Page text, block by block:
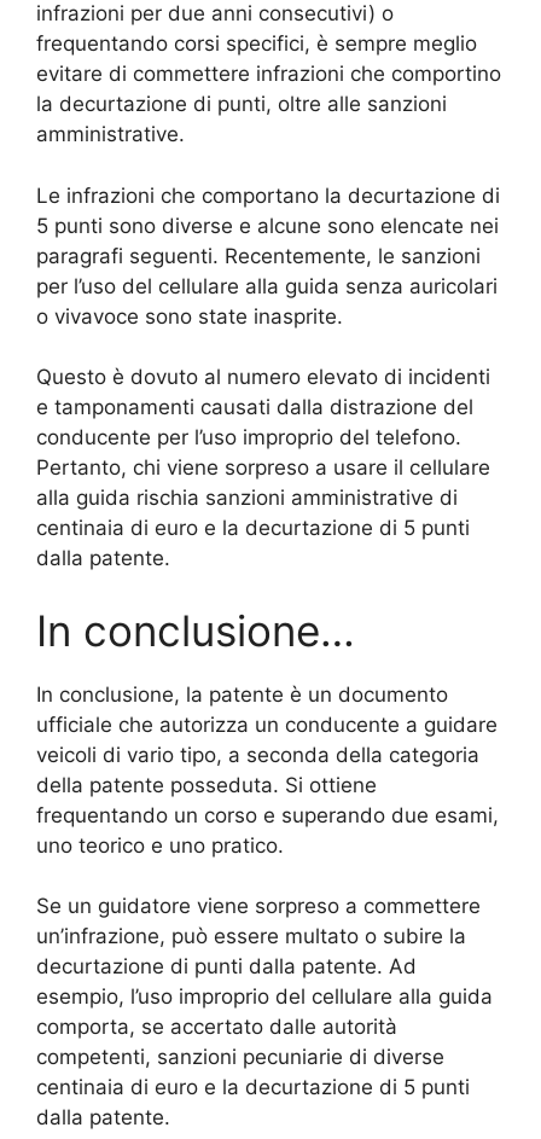
infrazioni per due anni consecutivi) o
frequentando corsi specifici, è sempre meglio
evitare di commettere infrazioni che comportino
la decurtazione di punti, oltre alle sanzioni
amministrative.
Le infrazioni che comportano la decurtazione di
5 punti sono diverse e alcune sono elencate nei
paragrafi seguenti. Recentemente, le sanzioni
per l’uso del cellulare alla guida senza auricolari
o vivavoce sono state inasprite.
Questo è dovuto al numero elevato di incidenti
e tamponamenti causati dalla distrazione del
conducente per l’uso improprio del telefono.
Pertanto, chi viene sorpreso a usare il cellulare
alla guida rischia sanzioni amministrative di
centinaia di euro e la decurtazione di 5 punti
dalla patente.
In conclusione…
In conclusione, la patente è un documento
ufficiale che autorizza un conducente a guidare
veicoli di vario tipo, a seconda della categoria
della patente posseduta. Si ottiene
frequentando un corso e superando due esami,
uno teorico e uno pratico.
Se un guidatore viene sorpreso a commettere
un’infrazione, può essere multato o subire la
decurtazione di punti dalla patente. Ad
esempio, l’uso improprio del cellulare alla guida
comporta, se accertato dalle autorità
competenti, sanzioni pecuniarie di diverse
centinaia di euro e la decurtazione di 5 punti
dalla patente.